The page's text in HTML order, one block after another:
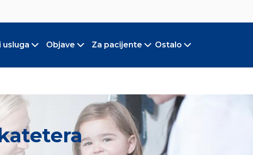
usluga
Toggle submenu
Objave
Toggle submenu
Za pacijente
Toggle submenu
Ostalo
Toggle